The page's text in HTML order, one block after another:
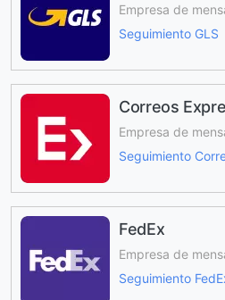
Empresa de
Seguimiento GLS
Correos
Empresa de
Seguimiento
FedEx
Empresa de
Seguimiento